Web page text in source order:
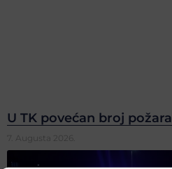
U TK povećan broj požara
7. Augusta 2026.